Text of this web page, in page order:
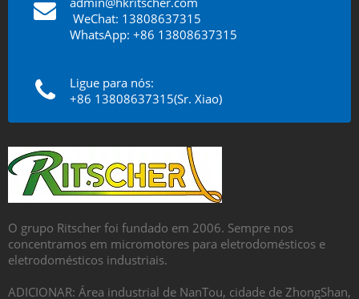
WeChat: 13808637315
WhatsApp: +86 13808637315
Ligue para nós:
+86 13808637315(Sr. Xiao)
O grupo Ritscher foi fundado em 2006. Sempre nos
concentramos em micromotores para eletrodomésticos e
eletrodomésticos industriais.
ADICIONAR: Área industrial de NanTou, cidade de ZhongShan,